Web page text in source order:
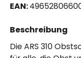
EAN:
Beschreibung
Die ARS 310